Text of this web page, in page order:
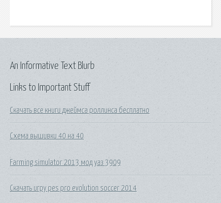
Links to Important Stuff
Скачать все книги джеймса роллинса бесплатно
Схема вышивки 40 на 40
Farming simulator 2013 мод уаз 3909
Скачать игру pes pro evolution soccer 2014
An Informative Text Blurb